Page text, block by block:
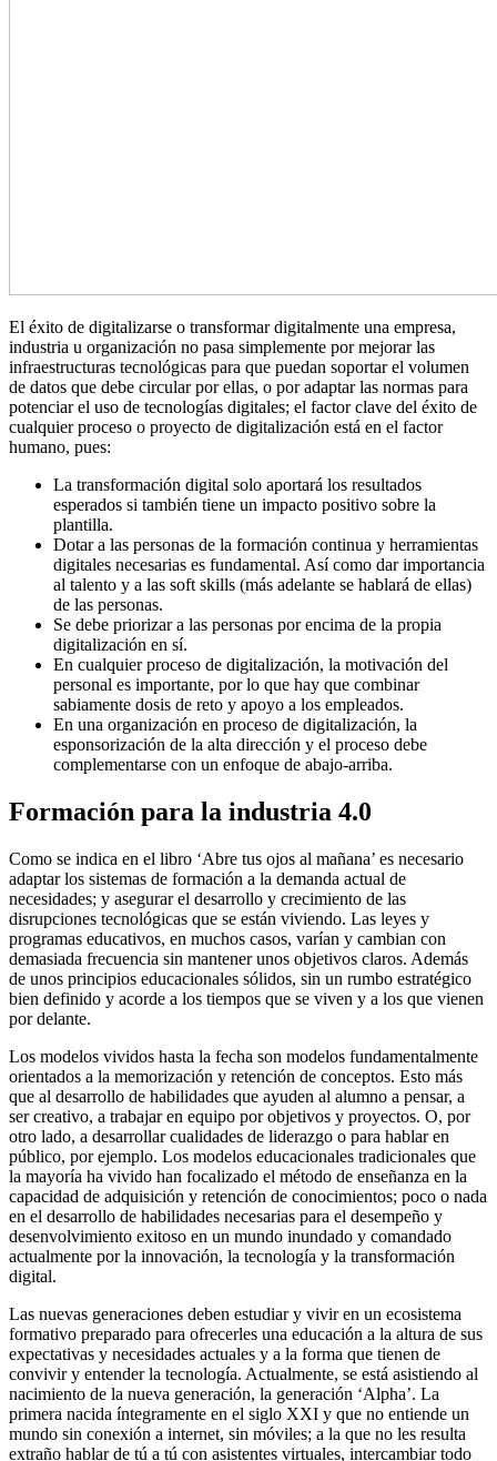
El éxito de digitalizarse o transformar digitalmente una empresa,
industria u organización no pasa simplemente por mejorar las
infraestructuras tecnológicas para que puedan soportar el volumen
de datos que debe circular por ellas, o por adaptar las normas para
potenciar el uso de tecnologías digitales; el factor clave del éxito de
cualquier proceso o proyecto de digitalización está en el factor
humano, pues:
La transformación digital solo aportará los resultados
esperados si también tiene un impacto positivo sobre la
plantilla.
Dotar a las personas de la formación continua y herramientas
digitales necesarias es fundamental. Así como dar importancia
al talento y a las soft skills (más adelante se hablará de ellas)
de las personas.
Se debe priorizar a las personas por encima de la propia
digitalización en sí.
En cualquier proceso de digitalización, la motivación del
personal es importante, por lo que hay que combinar
sabiamente dosis de reto y apoyo a los empleados.
En una organización en proceso de digitalización, la
esponsorización de la alta dirección y el proceso debe
complementarse con un enfoque de abajo-arriba.
Formación para la industria 4.0
Como se indica en el libro ‘Abre tus ojos al mañana’ es necesario
adaptar los sistemas de formación a la demanda actual de
necesidades; y asegurar el desarrollo y crecimiento de las
disrupciones tecnológicas que se están viviendo. Las leyes y
programas educativos, en muchos casos, varían y cambian con
demasiada frecuencia sin mantener unos objetivos claros. Además
de unos principios educacionales sólidos, sin un rumbo estratégico
bien definido y acorde a los tiempos que se viven y a los que vienen
por delante.
Los modelos vividos hasta la fecha son modelos fundamentalmente
orientados a la memorización y retención de conceptos. Esto más
que al desarrollo de habilidades que ayuden al alumno a pensar, a
ser creativo, a trabajar en equipo por objetivos y proyectos. O, por
otro lado, a desarrollar cualidades de liderazgo o para hablar en
público, por ejemplo. Los modelos educacionales tradicionales que
la mayoría ha vivido han focalizado el método de enseñanza en la
capacidad de adquisición y retención de conocimientos; poco o nada
en el desarrollo de habilidades necesarias para el desempeño y
desenvolvimiento exitoso en un mundo inundado y comandado
actualmente por la innovación, la tecnología y la transformación
digital.
Las nuevas generaciones deben estudiar y vivir en un ecosistema
formativo preparado para ofrecerles una educación a la altura de sus
expectativas y necesidades actuales y a la forma que tienen de
convivir y entender la tecnología. Actualmente, se está asistiendo al
nacimiento de la nueva generación, la generación ‘Alpha’. La
primera nacida íntegramente en el siglo XXI y que no entiende un
mundo sin conexión a internet, sin móviles; a la que no les resulta
extraño hablar de tú a tú con asistentes virtuales, intercambiar todo